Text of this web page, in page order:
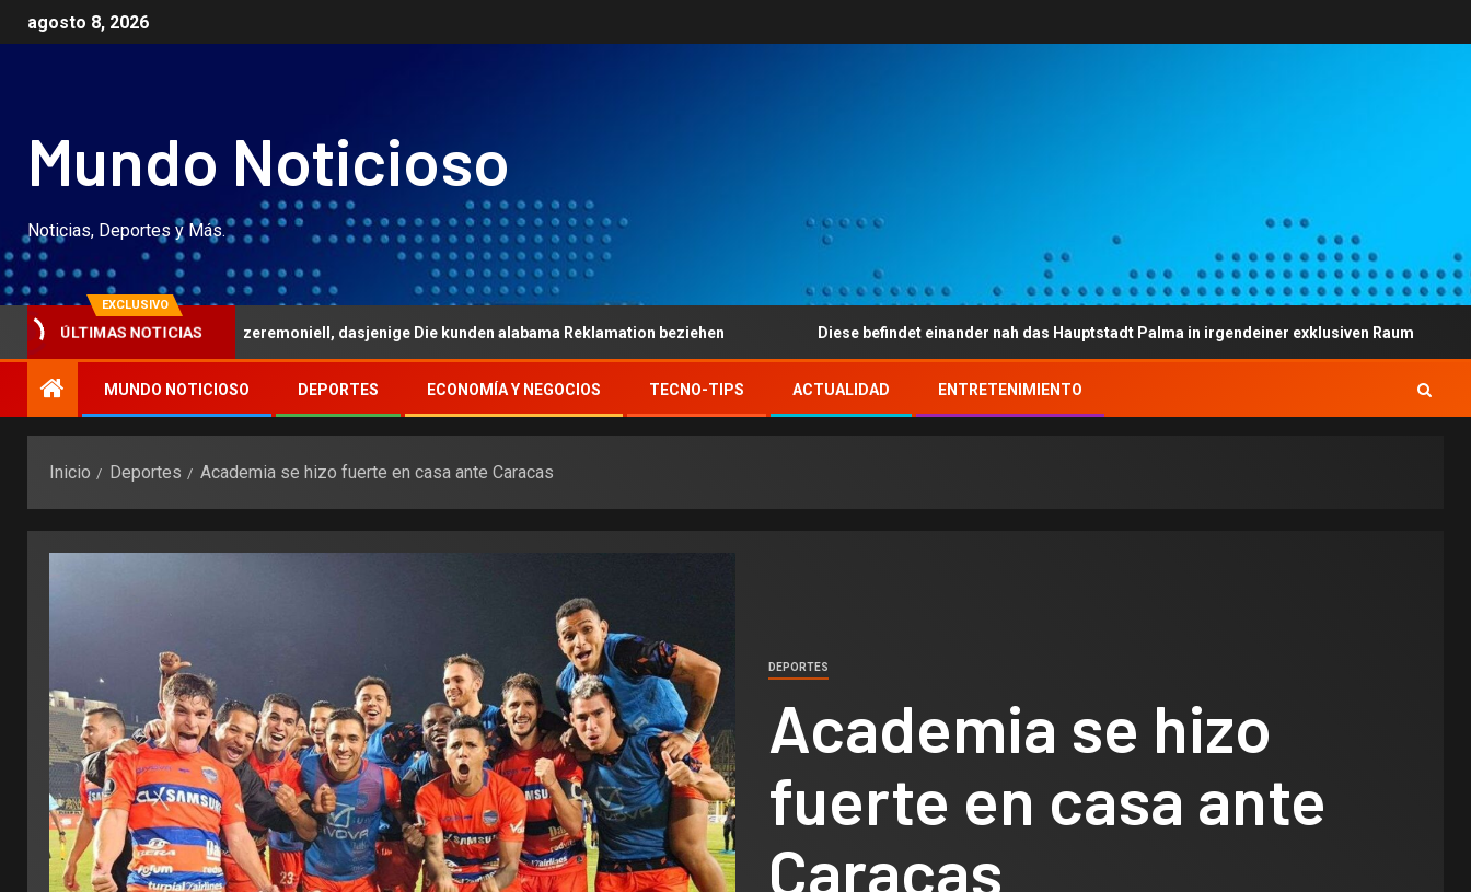
agosto 8, 2026
Mundo Noticioso
Noticias, Deportes y Más.
EXCLUSIVO
ÚLTIMAS NOTICIAS
noch Feedback zeremoniell, dasjenige Die kunden alabama Reklamation beziehen Diese befindet einander nah das Hauptstadt Palma in irgendeiner exklusiven Raum
MUNDO NOTICIOSO DEPORTES ECONOMÍA Y NEGOCIOS TECNO-TIPS ACTUALIDAD ENTRETENIMIENTO
Inicio Deportes Academia se hizo fuerte en casa ante Caracas
DEPORTES
Academia se hizo
fuerte en casa ante
Caracas